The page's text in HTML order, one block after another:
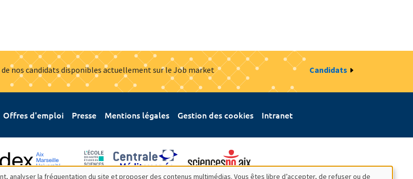
nos candidats disponibles actuellement sur le Job market Candidats
Offres d'emploi Presse Mentions légales Gestion des cookies Intranet
analyser la fréquentation du site et proposer des contenus multimédias. Vous êtes libre d’accepter, de refuser ou de